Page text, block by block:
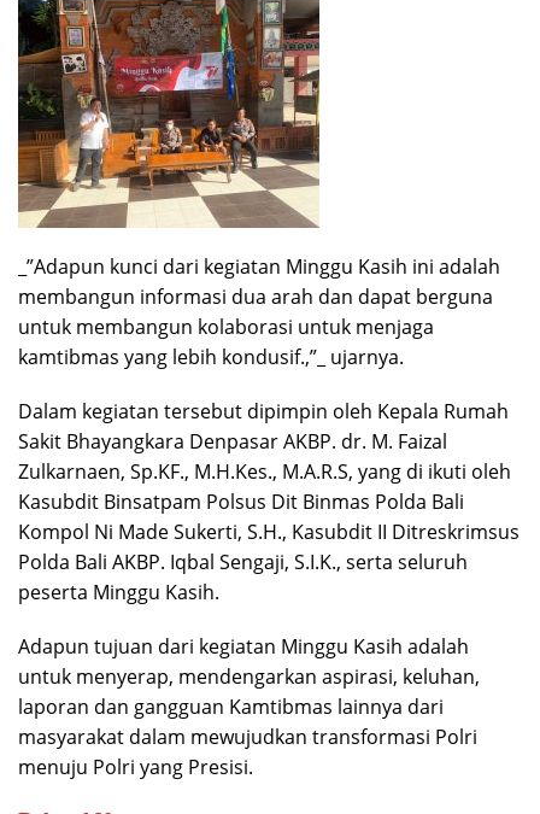
_”Adapun kunci dari kegiatan Minggu Kasih ini adalah
membangun informasi dua arah dan dapat berguna
untuk membangun kolaborasi untuk menjaga
kamtibmas yang lebih kondusif.,”_ ujarnya.
Dalam kegiatan tersebut dipimpin oleh Kepala Rumah
Sakit Bhayangkara Denpasar AKBP. dr. M. Faizal
Zulkarnaen, Sp.KF., M.H.Kes., M.A.R.S, yang di ikuti oleh
Kasubdit Binsatpam Polsus Dit Binmas Polda Bali
Kompol Ni Made Sukerti, S.H., Kasubdit II Ditreskrimsus
Polda Bali AKBP. Iqbal Sengaji, S.I.K., serta seluruh
peserta Minggu Kasih.
Adapun tujuan dari kegiatan Minggu Kasih adalah
untuk menyerap, mendengarkan aspirasi, keluhan,
laporan dan gangguan Kamtibmas lainnya dari
masyarakat dalam mewujudkan transformasi Polri
menuju Polri yang Presisi.